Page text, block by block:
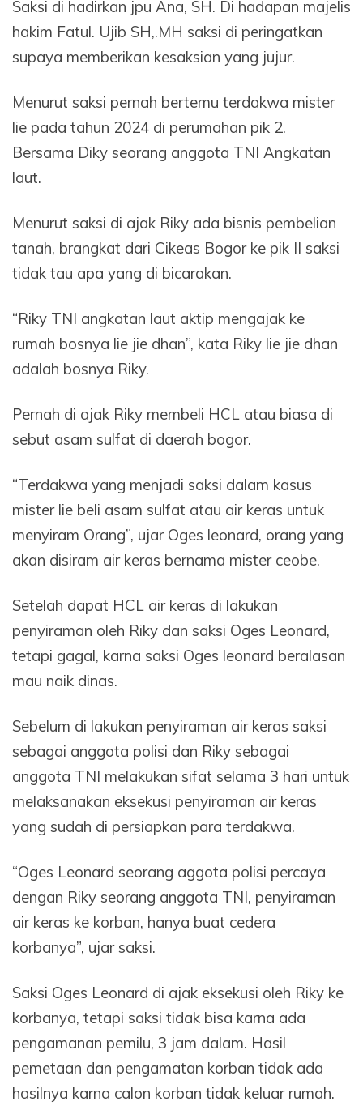
Saksi di hadirkan jpu Ana, SH. Di hadapan majelis
hakim Fatul. Ujib SH,.MH saksi di peringatkan
supaya memberikan kesaksian yang jujur.
Menurut saksi pernah bertemu terdakwa mister
lie pada tahun 2024 di perumahan pik 2.
Bersama Diky seorang anggota TNI Angkatan
laut.
Menurut saksi di ajak Riky ada bisnis pembelian
tanah, brangkat dari Cikeas Bogor ke pik II saksi
tidak tau apa yang di bicarakan.
“Riky TNI angkatan laut aktip mengajak ke
rumah bosnya lie jie dhan”, kata Riky lie jie dhan
adalah bosnya Riky.
Pernah di ajak Riky membeli HCL atau biasa di
sebut asam sulfat di daerah bogor.
“Terdakwa yang menjadi saksi dalam kasus
mister lie beli asam sulfat atau air keras untuk
menyiram Orang”, ujar Oges leonard, orang yang
akan disiram air keras bernama mister ceobe.
Setelah dapat HCL air keras di lakukan
penyiraman oleh Riky dan saksi Oges Leonard,
tetapi gagal, karna saksi Oges leonard beralasan
mau naik dinas.
Sebelum di lakukan penyiraman air keras saksi
sebagai anggota polisi dan Riky sebagai
anggota TNI melakukan sifat selama 3 hari untuk
melaksanakan eksekusi penyiraman air keras
yang sudah di persiapkan para terdakwa.
“Oges Leonard seorang aggota polisi percaya
dengan Riky seorang anggota TNI, penyiraman
air keras ke korban, hanya buat cedera
korbanya”, ujar saksi.
Saksi Oges Leonard di ajak eksekusi oleh Riky ke
korbanya, tetapi saksi tidak bisa karna ada
pengamanan pemilu, 3 jam dalam. Hasil
pemetaan dan pengamatan korban tidak ada
hasilnya karna calon korban tidak keluar rumah.